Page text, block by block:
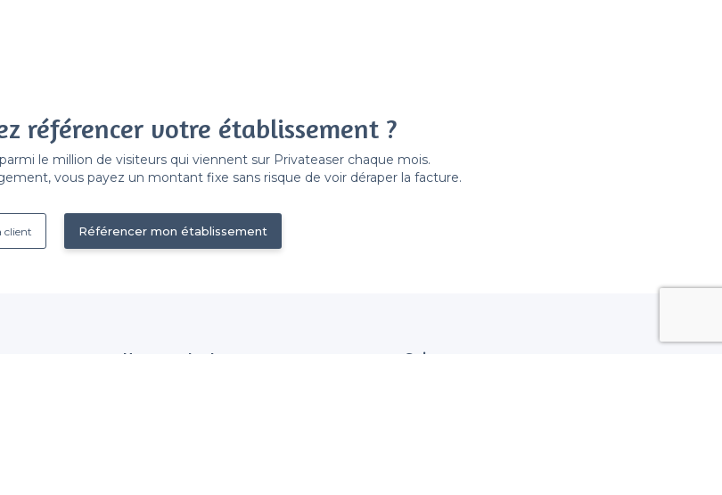
référencer votre établissement ?
le million de visiteurs qui viennent sur Privateaser chaque mois.
vous payez un montant fixe sans risque de voir déraper la facture.
Référencer mon établissement
client
Nous contacter Suivez nous